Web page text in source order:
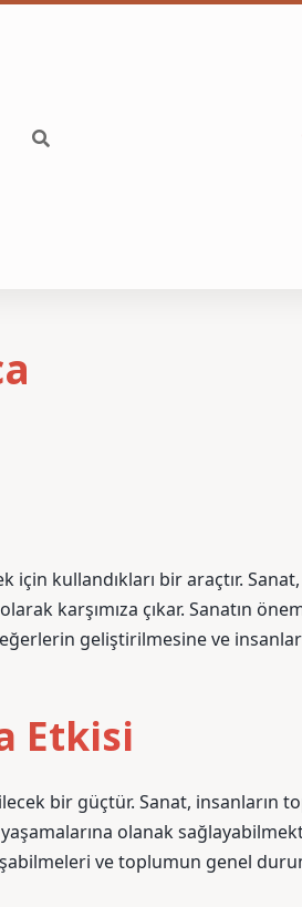
kullandıkları bir araçtır. Sanat,
karşımıza çıkar. Sanatın
geliştirilmesine ve insanlar
Etkisi
bir güçtür. Sanat, insanların
olanak
ve toplumun genel